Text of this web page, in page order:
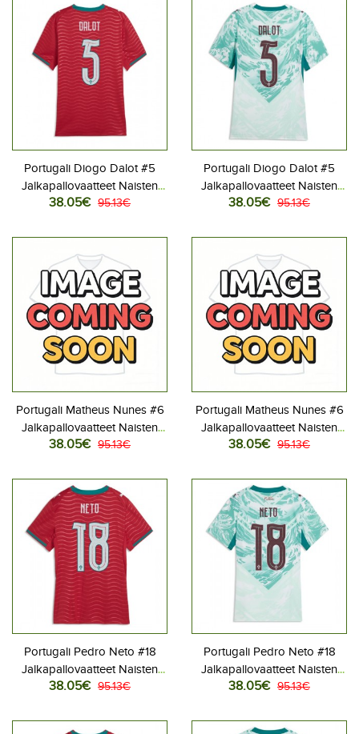
Portugali Diogo Dalot #5
Jalkapallovaatteet Naisten
Kotipaita MM-kisat 2026
38.05€ 95.13€
Portugali Diogo Dalot #5
Jalkapallovaatteet Naisten
Vieraspaita MM-kisat 2026
38.05€ 95.13€
Portugali Matheus Nunes #6
Jalkapallovaatteet Naisten
Kotipaita MM-kisat 2026
38.05€ 95.13€
Portugali Matheus Nunes #6
Jalkapallovaatteet Naisten
Vieraspaita MM-kisat 2026
38.05€ 95.13€
Portugali Pedro Neto #18
Jalkapallovaatteet Naisten
Kotipaita MM-kisat 2026
38.05€ 95.13€
Portugali Pedro Neto #18
Jalkapallovaatteet Naisten
Vieraspaita MM-kisat 2026
38.05€ 95.13€